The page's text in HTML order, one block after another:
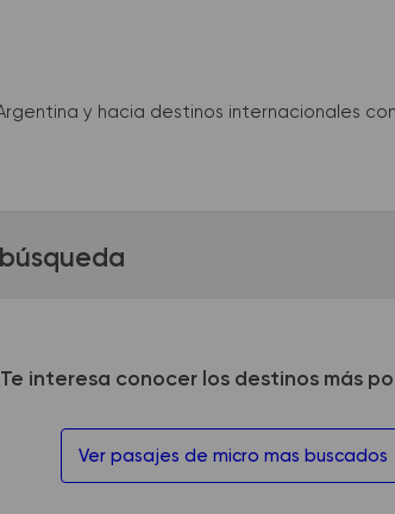
y hacia destinos internacionales
interesa conocer los destinos más
Ver pasajes de micro mas buscados